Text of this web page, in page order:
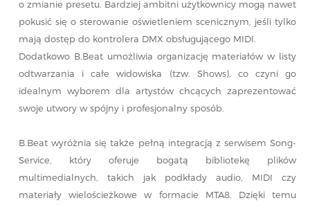
o zmianie presetu. Bardziej ambitni użytkownicy mogą nawet
pokusić się o sterowanie oświetleniem scenicznym, jeśli tylko
mają dostęp do kontrolera DMX obsługującego MIDI.
Dodatkowo B.Beat umożliwia organizację materiałów w listy
odtwarzania i całe widowiska (tzw. Shows), co czyni go
idealnym wyborem dla artystów chcących zaprezentować
swoje utwory w spójny i profesjonalny sposób.
B.Beat wyróżnia się także pełną integracją z serwisem Song-
Service, który oferuje bogatą bibliotekę plików
multimedialnych, takich jak podkłady audio, MIDI czy
materiały wielościeżkowe w formacie MTA8. Dzięki temu